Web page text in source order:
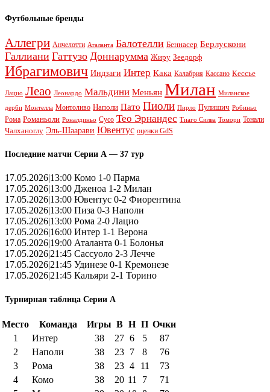
Футбольные бренды
Аллегри Анчелотти Аталанта Балотелли Беннасер Берлускони
Галлиани Гаттузо Доннарумма Жиру Зеедорф
Ибрагимович Индзаги Интер Кака Калабрия Кассано Кессье
Лацио Леао Леонардо Мальдини Меньян Милан Миланское
дерби Монтелла Монтоливо Наполи Пато Пиоли Пирло Пулишич Робиньо
Рома Романьоли Роналдиньо Сусо Тео Эрнандес Тиаго Силва Томори Тонали
Чалханоглу Эль-Шаарави Ювентус оценки GdS
Последние матчи Серии А — 37 тур
17.05.2026|13:00 Комо 1-0 Парма
17.05.2026|13:00 Дженоа 1-2 Милан
17.05.2026|13:00 Ювентус 0-2 Фиорентина
17.05.2026|13:00 Пиза 0-3 Наполи
17.05.2026|13:00 Рома 2-0 Лацио
17.05.2026|16:00 Интер 1-1 Верона
17.05.2026|19:00 Аталанта 0-1 Болонья
17.05.2026|21:45 Сассуоло 2-3 Лечче
17.05.2026|21:45 Удинезе 0-1 Кремонезе
17.05.2026|21:45 Кальяри 2-1 Торино
Турнирная таблица Серии А
Место Команда Игры В Н П Очки
1
Интер 38 27 6 5
87
2
Наполи 38 23 7 8
76
3
Рома 38 23 4 11
73
4
Комо 38 20 11 7
71